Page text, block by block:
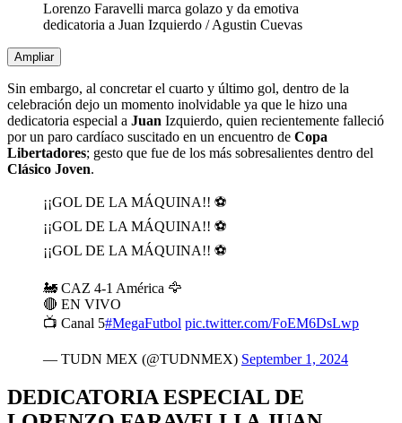
Lorenzo Faravelli marca golazo y da emotiva
dedicatoria a Juan Izquierdo /Agustin Cuevas
Ampliar
Sin embargo, al concretar el cuarto y último gol, dentro de la
celebración dejo un momento inolvidable ya que le hizo una
dedicatoria especial a Juan Izquierdo, quien recientemente falleció
por un paro cardíaco suscitado en un encuentro de Copa
Libertadores; gesto que fue de los más sobresalientes dentro del
Clásico Joven.
¡¡GOL DE LA MÁQUINA!! ⚽
¡¡GOL DE LA MÁQUINA!! ⚽
¡¡GOL DE LA MÁQUINA!! ⚽
🚂 CAZ 4-1 América 🦅
🔴 EN VIVO
📺 Canal 5#MegaFutbol pic.twitter.com/FoEM6DsLwp
— TUDN MEX (@TUDNMEX) September 1, 2024
DEDICATORIA ESPECIAL DE